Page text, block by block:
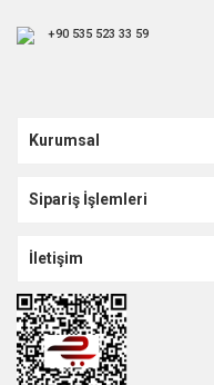
+90 535 523 33 59
Kurumsal
Sipariş İşlemleri
İletişim